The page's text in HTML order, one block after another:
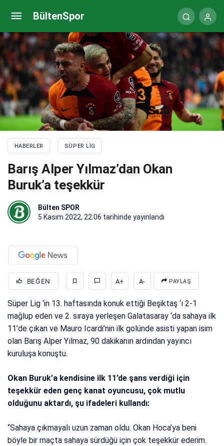
BültenSpor
HABERLER SÜPER LIG
Barış Alper Yılmaz’dan Okan
Buruk’a teşekkür
Bülten SPOR
5 Kasım 2022, 22:06 tarihinde yayınlandı
BEĞEN A+ A- PAYLAŞ
Süper Lig ‘in 13. haftasında konuk ettiği Beşiktaş ‘ı 2-1
mağlup eden ve 2. sıraya yerleşen Galatasaray ‘da sahaya ilk
11’de çıkan ve Mauro Icardi’nin ilk golünde asisti yapan isim
olan Barış Alper Yılmaz, 90 dakikanın ardından yayıncı
kuruluşa konuştu.
Okan Buruk’a kendisine ilk 11’de şans verdiği için
teşekkür eden genç kanat oyuncusu, çok mutlu
olduğunu aktardı, şu ifadeleri kullandı:
“Sahaya çıkmayalı uzun zaman oldu. Okan Hoca’ya beni
böyle bir maçta sahaya sürdüğü için çok teşekkür ederim.
Sergio Oliveira: Sonuna kadar mücadele edeceğiz